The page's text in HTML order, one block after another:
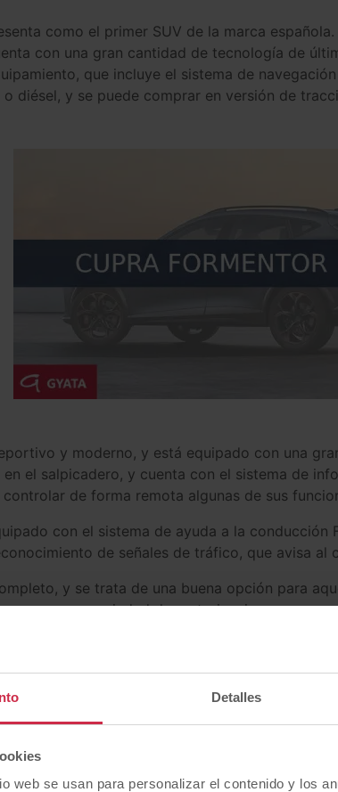
Detalles
web se usan para personalizar el contenido y los
como el primer SUV de la marca
con una gran cantidad de tecnología de
que incluye el sistema de
diésel, y se puede comprar en versión de
y moderno, y está equipado con una
el salpicadero, y cuenta con el sistema de
de forma remota algunas de sus
con el sistema de ayuda a la
de señales de tráfico, que avisa
y se trata de una buena opción para
una gran variedad de motorizaciones.
CUPRA
coches
? Entra en esta